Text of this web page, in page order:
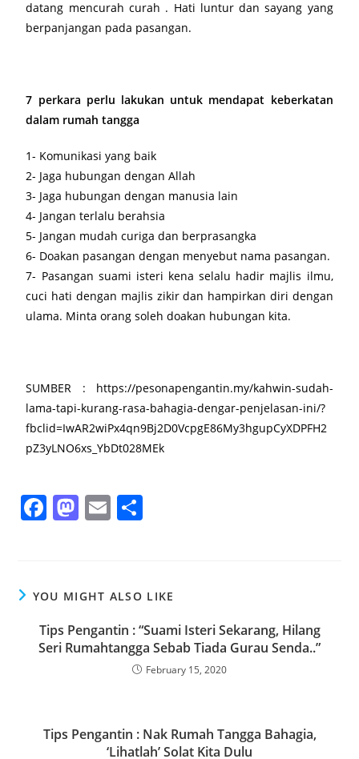
datang mencurah curah . Hati luntur dan sayang yang
berpanjangan pada pasangan.
7 perkara perlu lakukan untuk mendapat keberkatan
dalam rumah tangga
1- Komunikasi yang baik
2- Jaga hubungan dengan Allah
3- Jaga hubungan dengan manusia lain
4- Jangan terlalu berahsia
5- Jangan mudah curiga dan berprasangka
6- Doakan pasangan dengan menyebut nama pasangan.
7- Pasangan suami isteri kena selalu hadir majlis ilmu,
cuci hati dengan majlis zikir dan hampirkan diri dengan
ulama. Minta orang soleh doakan hubungan kita.
SUMBER : https://pesonapengantin.my/kahwin-sudah-
lama-tapi-kurang-rasa-bahagia-dengar-penjelasan-ini/?
fbclid=IwAR2wiPx4qn9Bj2D0VcpgE86My3hgupCyXDPFH2
pZ3yLNO6xs_YbDt028MEk
F
a
e
b
o
o
M
a
o
d
o
n
E
m
l e
YOU MIGHT ALSO LIKE
Tips Pengantin : “Suami Isteri Sekarang, Hilang
Seri Rumahtangga Sebab Tiada Gurau Senda..”
February 15, 2020
Tips Pengantin : Nak Rumah Tangga Bahagia,
‘Lihatlah’ Solat Kita Dulu